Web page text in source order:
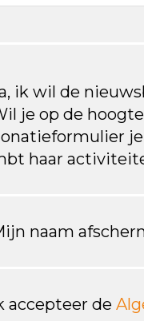
ik wil de
je op de
haar
naam
accepteer de